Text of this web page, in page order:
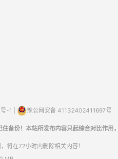
-1 豫公网安备 41132402411697号
备份！本站所发布内容只起综合对比作用
将在72小时内删除相关内容！